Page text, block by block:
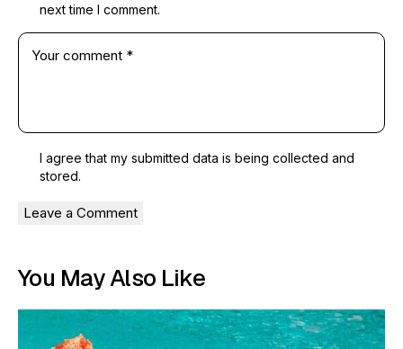
next time I comment.
I agree that my submitted data is being collected and
stored.
You May Also Like